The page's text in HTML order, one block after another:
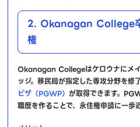
2. Okanagan College
権
Okanagan Collegeはケロウナにメ
ッジ。移民局が指定した専攻分野を修
ビザ（PGWP）が取得できます。
職歴を作ることで、永住権申請に一歩